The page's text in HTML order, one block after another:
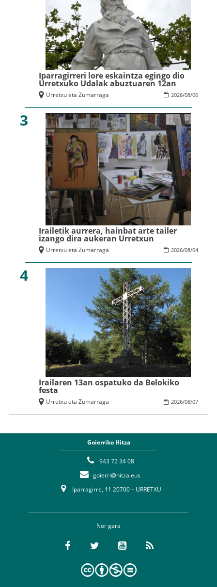
Iparragirreri lore eskaintza egingo dio
Urretxuko Udalak abuztuaren 12an
2026/08/06
Urretxu eta Zumarraga
3
Irailetik aurrera, hainbat arte tailer
izango dira aukeran Urretxun
2026/08/04
Urretxu eta Zumarraga
4
Irailaren 13an ospatuko da Belokiko
festa
2026/08/07
Urretxu eta Zumarraga
Goierriko Hitza
943 72 34 08
goierri@hitza.eus
Iparragirre, 11 20700 – URRETXU
Nor gara